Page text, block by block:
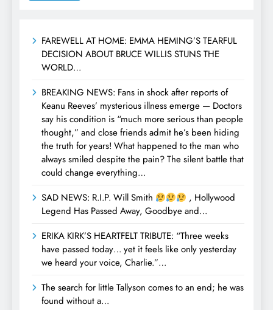
FAREWELL AT HOME: EMMA HEMING’S TEARFUL
DECISION ABOUT BRUCE WILLIS STUNS THE
WORLD…
BREAKING NEWS: Fans in shock after reports of
Keanu Reeves’ mysterious illness emerge — Doctors
say his condition is “much more serious than people
thought,” and close friends admit he’s been hiding
the truth for years! What happened to the man who
always smiled despite the pain? The silent battle that
could change everything…
SAD NEWS: R.I.P. Will Smith
, Hollywood
Legend Has Passed Away, Goodbye and…
ERIKA KIRK’S HEARTFELT TRIBUTE: “Three weeks
have passed today… yet it feels like only yesterday
we heard your voice, Charlie.”…
The search for little Tallyson comes to an end; he was
found without a…